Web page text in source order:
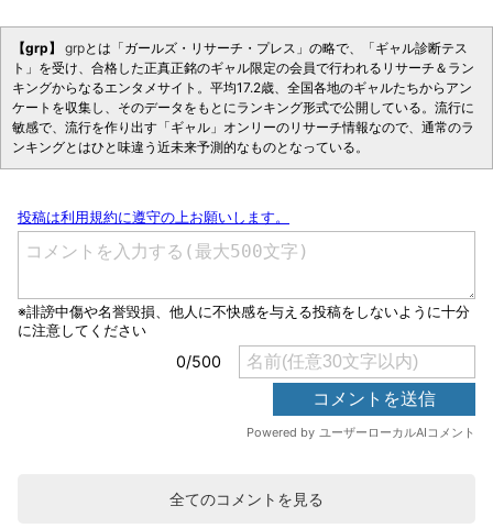
【grp】 grpとは「ガールズ・リサーチ・プレス」の略で、「ギャル診断テス
ト」を受け、合格した正真正銘のギャル限定の会員で行われるリサーチ＆ラン
キングからなるエンタメサイト。平均17.2歳、全国各地のギャルたちからアン
ケートを収集し、そのデータをもとにランキング形式で公開している。流行に
敏感で、流行を作り出す「ギャル」オンリーのリサーチ情報なので、通常のラ
ンキングとはひと味違う近未来予測的なものとなっている。
全てのコメントを見る